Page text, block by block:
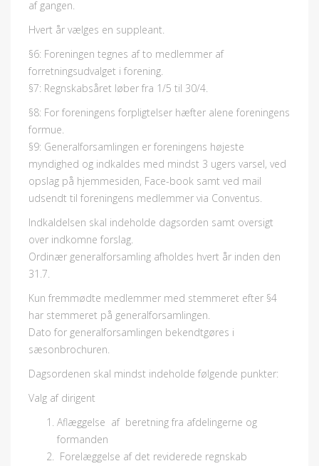
af gangen.
Hvert år vælges en suppleant.
§6: Foreningen tegnes af to medlemmer af
forretningsudvalget i forening.
§7: Regnskabsåret løber fra 1/5 til 30/4.
§8: For foreningens forpligtelser hæfter alene foreningens
formue.
§9: Generalforsamlingen er foreningens højeste
myndighed og indkaldes med mindst 3 ugers varsel, ved
opslag på hjemmesiden, Face-book samt ved mail
udsendt til foreningens medlemmer via Conventus.
Indkaldelsen skal indeholde dagsorden samt oversigt
over indkomne forslag.
Ordinær generalforsamling afholdes hvert år inden den
31.7.
Kun fremmødte medlemmer med stemmeret efter §4
har stemmeret på generalforsamlingen.
Dato for generalforsamlingen bekendtgøres i
sæsonbrochuren.
Dagsordenen skal mindst indeholde følgende punkter:
Valg af dirigent
Aflæggelse af beretning fra afdelingerne og
formanden
Forelæggelse af det reviderede regnskab